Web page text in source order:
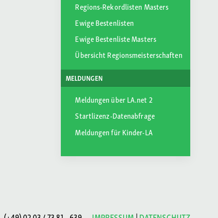
Regions-Rekordlisten Masters
Ewige Bestenlisten
Ewige Bestenliste Masters
Übersicht Regionsmeisterschaften
MELDUNGEN
Meldungen über LA.net 2
Startlizenz-Datenabfrage
Meldungen für Kinder-LA